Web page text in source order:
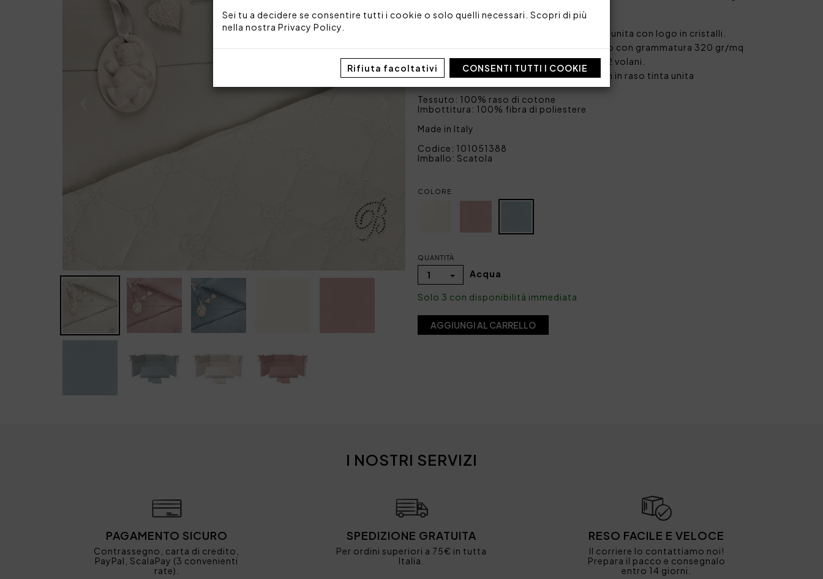
Sei tu a decidere se consentire tutti i cookie o solo quelli necessari. Scopri di più
nella nostra Privacy Policy
Rifiuta facoltativi CONSENTI TUTTI I COOKIE
Imbottitura 205x45 cm da 550 g/mq
Sacca 120x150 cm: sacca in raso tinta unita con logo in cristalli.
Interno estraibile 70x120 cm imbottito con grammatura 320 gr/mq
Federa 60x40 cm in raso tinta unita e 2 volani.
1 lenzuolo sotto con angoli 70x140 cm in raso tinta unita
Tessuto: 100% raso di cotone
Imbottitura: 100% fibra di poliestere
Made in Italy
Codice: 101051388
Imballo: Scatola
COLORE
QUANTITÀ
1 Acqua
Solo 3 con disponibilità immediata
AGGIUNGI AL CARRELLO
I NOSTRI SERVIZI
PAGAMENTO SICURO
Contrassegno, carta di credito,
PayPal, ScalaPay (3 convenienti
rate).
SPEDIZIONE GRATUITA
Per ordini superiori a 75€ in tutta
Italia.
RESO FACILE E VELOCE
Il corriere lo contattiamo noi!
Prepara il pacco e consegnalo
entro 14 giorni.